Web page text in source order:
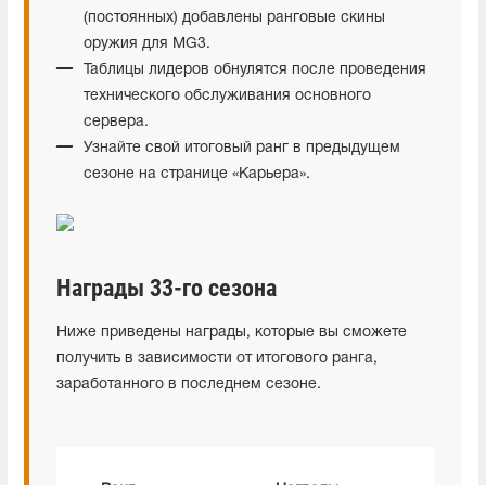
(постоянных) добавлены ранговые скины
оружия для MG3.
Таблицы лидеров обнулятся после проведения
технического обслуживания основного
сервера.
Узнайте свой итоговый ранг в предыдущем
сезоне на странице «Карьера».
Награды 33-го сезона
Ниже приведены награды, которые вы сможете
получить в зависимости от итогового ранга,
заработанного в последнем сезоне.